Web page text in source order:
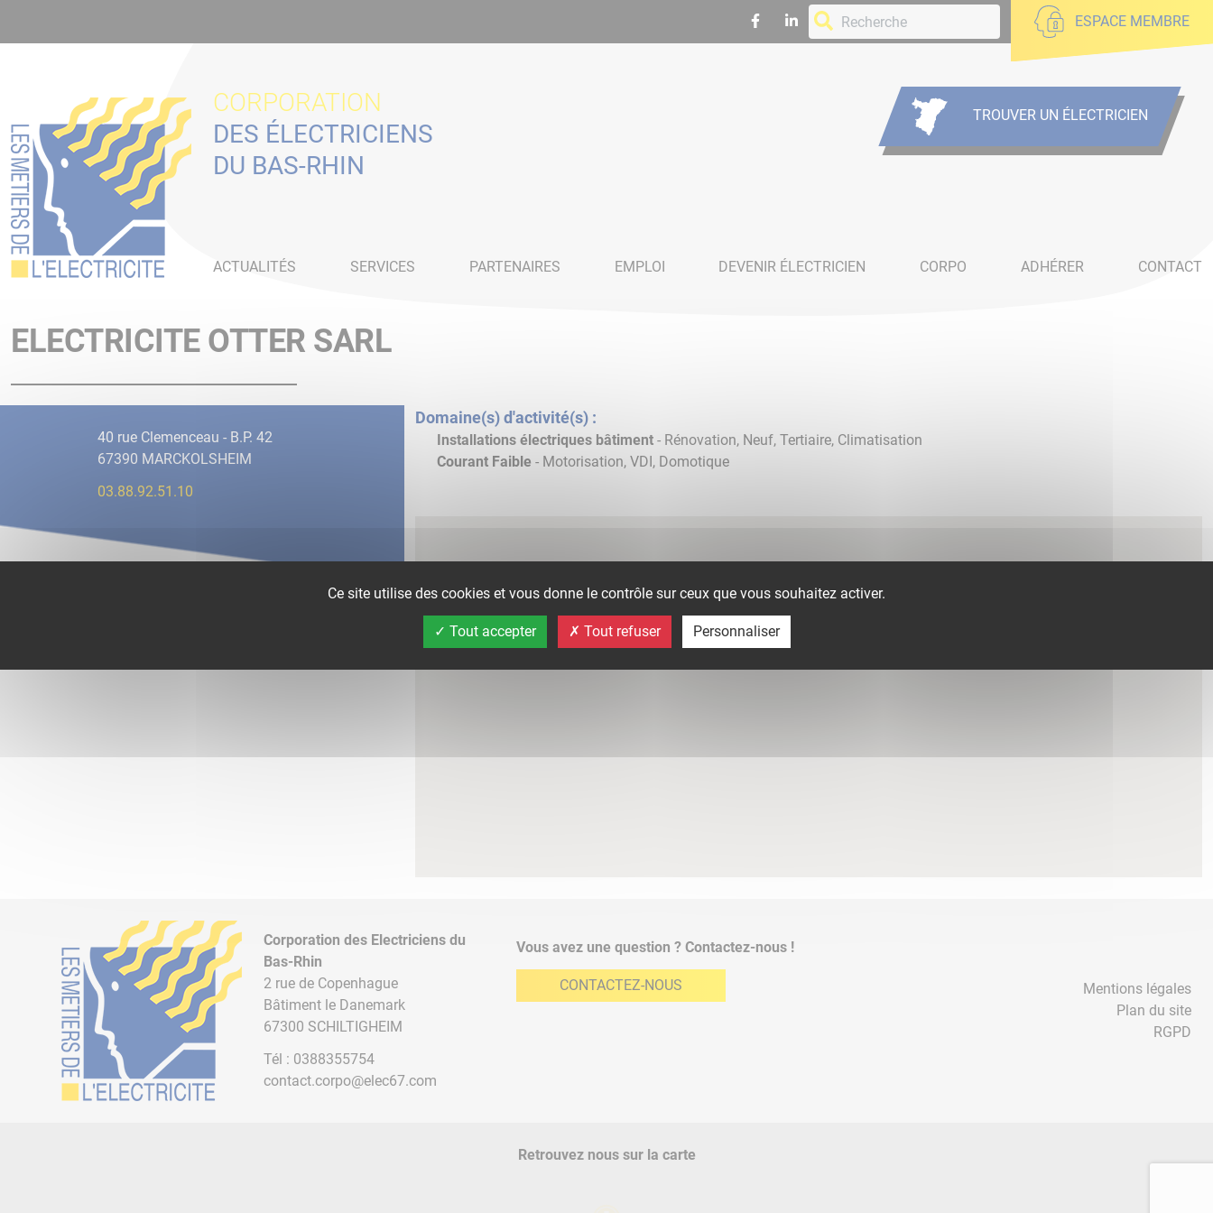
ESPACE MEMBRE
CORPORATION
DES ÉLECTRICIENS
DU BAS-RHIN
TROUVER UN ÉLECTRICIEN
ACTUALITÉS SERVICES PARTENAIRES EMPLOI DEVENIR ÉLECTRICIEN CORPO ADHÉRER CONTACT
ELECTRICITE OTTER SARL
40 rue Clemenceau - B.P. 42
67390 MARCKOLSHEIM
03.88.92.51.10
Domaine(s) d'activité(s) :
Installations électriques bâtiment - Rénovation, Neuf, Tertiaire, Climatisation
Courant Faible - Motorisation, VDI, Domotique
Corporation des Electriciens du
Bas-Rhin
2 rue de Copenhague
Bâtiment le Danemark
67300 SCHILTIGHEIM
Tél : 0388355754
contact.corpo@elec67.com
Vous avez une question ? Contactez-nous !
CONTACTEZ-NOUS
Mentions légales
Plan du site
RGPD
Retrouvez nous sur la carte
Ce site utilise des cookies et vous donne le contrôle sur ceux que vous souhaitez activer.
Tout accepter Tout refuser Personnaliser